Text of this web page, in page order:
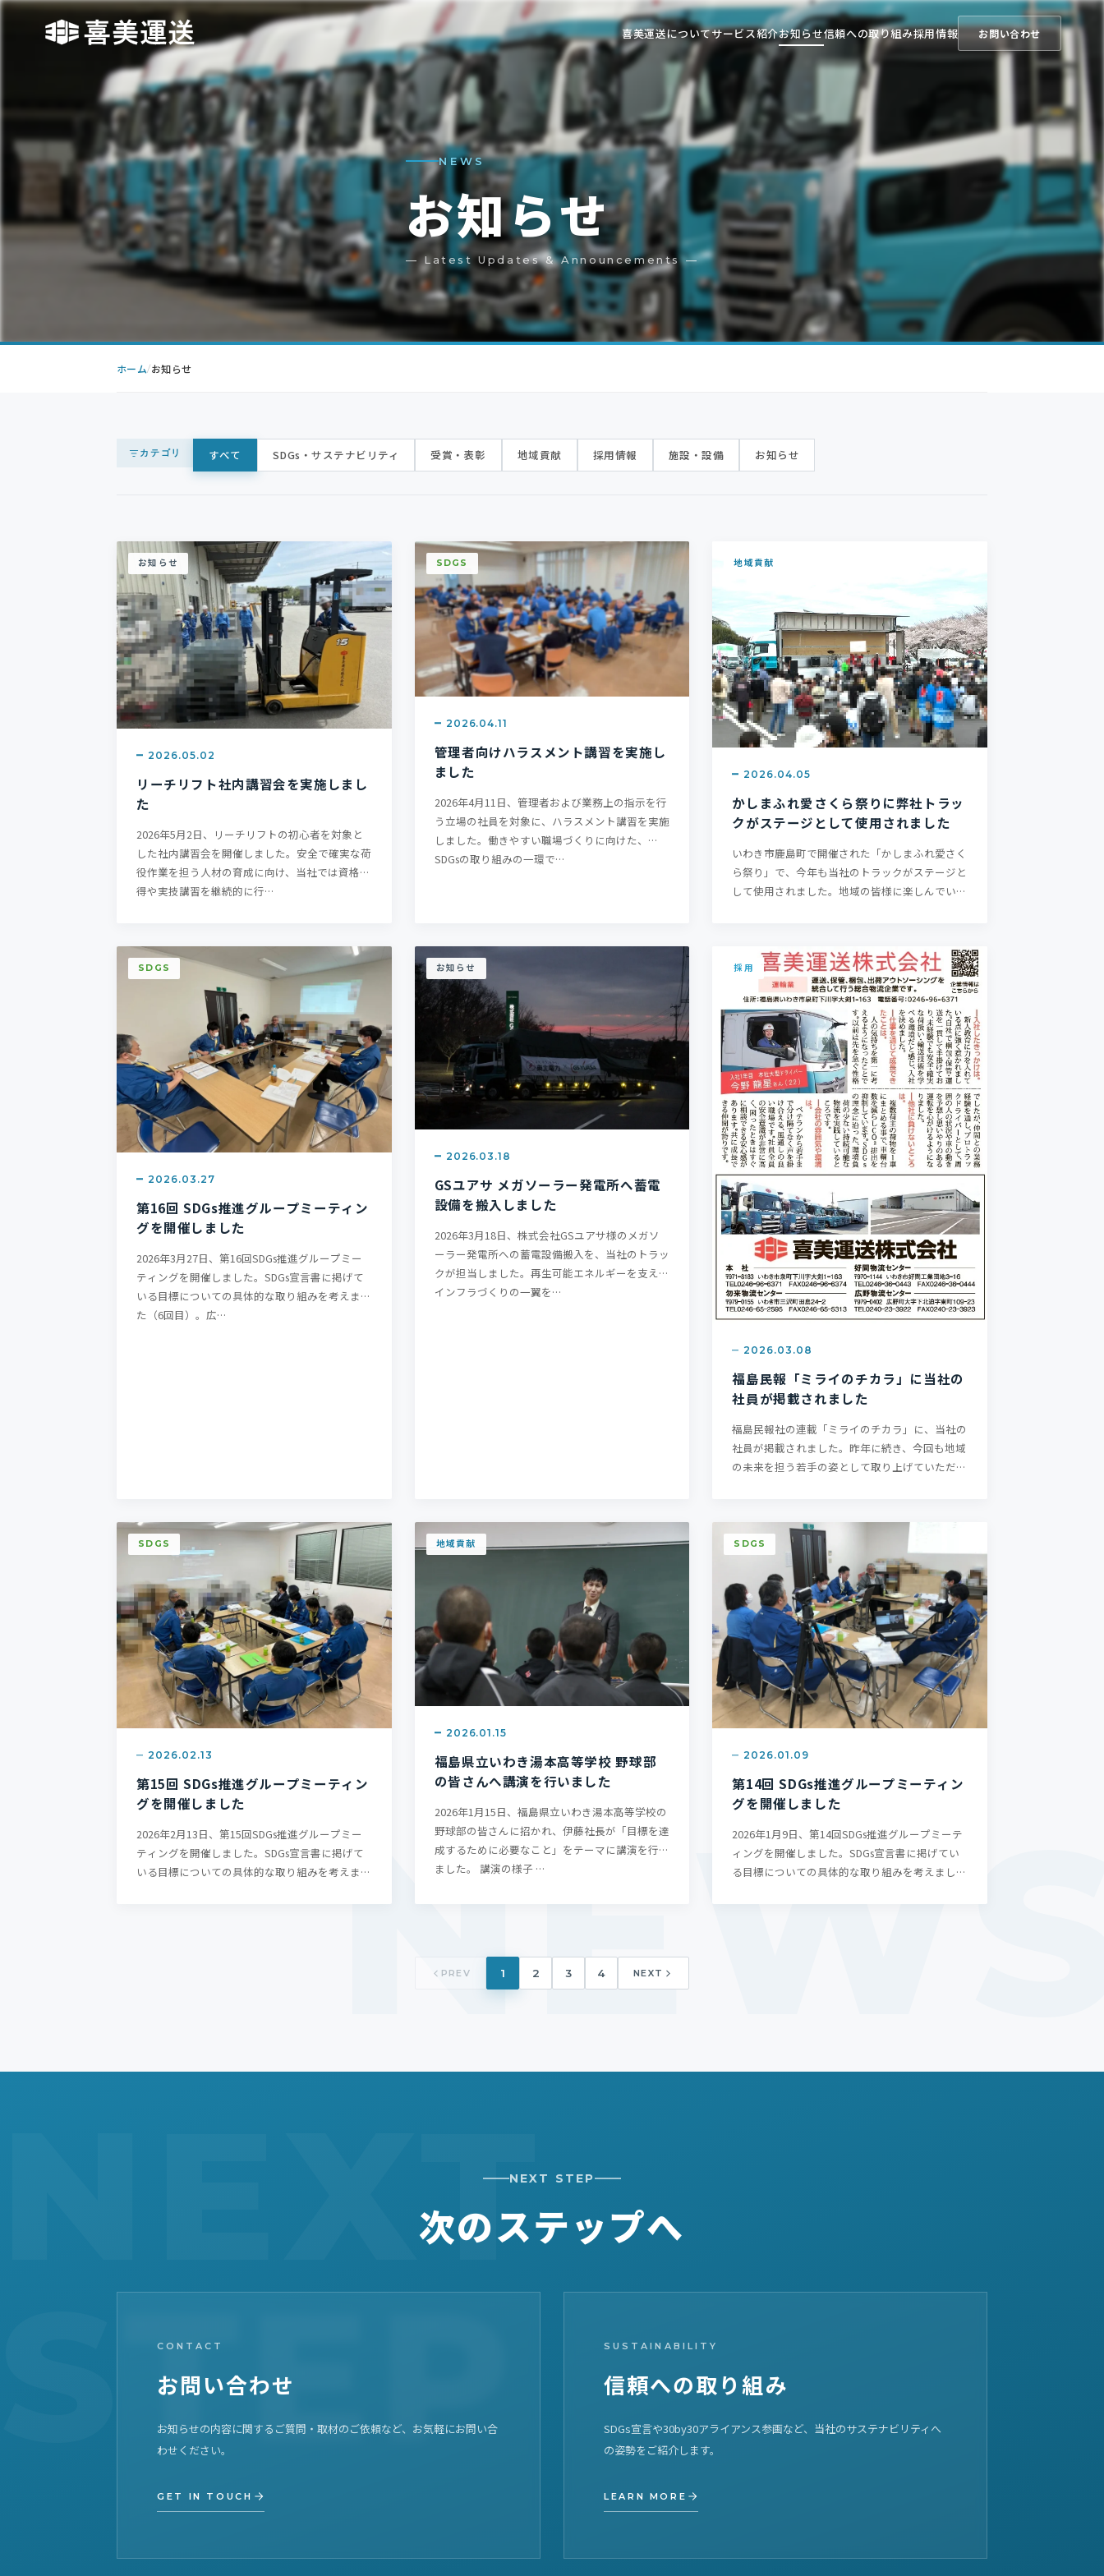
喜美運送についてサービス紹介お知らせ信頼への取り組み採用情報 お問い合わせ
NEWS
お知らせ
— Latest Updates & Announcements —
ホーム お知らせ
カテゴリ すべて SDGs・サステナビリティ 受賞・表彰 地域貢献 採用情報 施設・設備 お知らせ
お知らせ
2026.05.02
リーチリフト社内講習会を実施しまし
た
2026年5月2日、リーチリフトの初心者を対象と
した社内講習会を開催しました。安全で確実な荷
役作業を担う人材の育成に向け、当社では資格取
得や実技講習を継続的に行…
SDGS
2026.04.11
管理者向けハラスメント講習を実施し
ました
2026年4月11日、管理者および業務上の指示を行
う立場の社員を対象に、ハラスメント講習を実施
しました。働きやすい職場づくりに向けた、
SDGsの取り組みの一環で…
地域貢献
2026.04.05
かしまふれ愛さくら祭りに弊社トラッ
クがステージとして使用されました
いわき市鹿島町で開催された「かしまふれ愛さく
ら祭り」で、今年も当社のトラックがステージと
して使用されました。地域の皆様に楽しんでいた
SDGS
2026.03.27
第16回 SDGs推進グループミーティン
グを開催しました
2026年3月27日、第16回SDGs推進グループミー
ティングを開催しました。SDGs宣言書に掲げて
いる目標についての具体的な取り組みを考えまし
た（6回目）。広…
お知らせ
2026.03.18
GSユアサ メガソーラー発電所へ蓄電
設備を搬入しました
2026年3月18日、株式会社GSユアサ様のメガソ
ーラー発電所への蓄電設備搬入を、当社のトラッ
クが担当しました。再生可能エネルギーを支える
インフラづくりの一翼を…
採用
2026.03.08
福島民報「ミライのチカラ」に当社の
社員が掲載されました
福島民報社の連載「ミライのチカラ」に、当社の
社員が掲載されました。昨年に続き、今回も地域
の未来を担う若手の姿として取り上げていただき
SDGS
2026.02.13
第15回 SDGs推進グループミーティン
グを開催しました
2026年2月13日、第15回SDGs推進グループミー
ティングを開催しました。SDGs宣言書に掲げて
いる目標についての具体的な取り組みを考えまし
地域貢献
2026.01.15
福島県立いわき湯本高等学校 野球部
の皆さんへ講演を行いました
2026年1月15日、福島県立いわき湯本高等学校の
野球部の皆さんに招かれ、伊藤社長が「目標を達
成するために必要なこと」をテーマに講演を行い
ました。 講演の様子 …
SDGS
2026.01.09
第14回 SDGs推進グループミーティン
グを開催しました
2026年1月9日、第14回SDGs推進グループミーテ
ィングを開催しました。SDGs宣言書に掲げてい
る目標についての具体的な取り組みを考えました
PREV 1 2 3 4 NEXT
NEXT STEP
次のステップへ
CONTACT
お問い合わせ
お知らせの内容に関するご質問・取材のご依頼など、お気軽にお問い合
わせください。
GET IN TOUCH
SUSTAINABILITY
信頼への取り組み
SDGs宣言や30by30アライアンス参画など、当社のサステナビリティへ
の姿勢をご紹介します。
LEARN MORE